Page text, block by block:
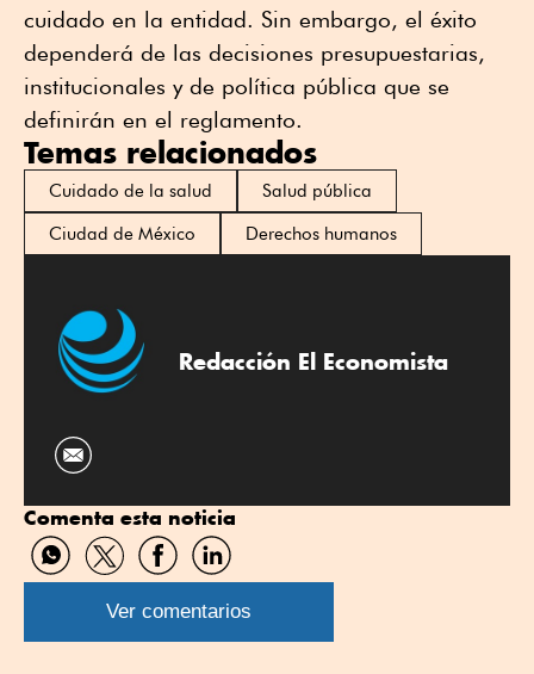
cuidado en la entidad. Sin embargo, el éxito
dependerá de las decisiones presupuestarias,
institucionales y de política pública que se
definirán en el reglamento.
Temas relacionados
Cuidado de la salud
Salud pública
Ciudad de México
Derechos humanos
Redacción El Economista
Comenta esta noticia
Compartir
por
WhatsApp
Compartir
por
Twitter
Compartir
por
Facebook
Compartir
por
Linkedin
Ver comentarios